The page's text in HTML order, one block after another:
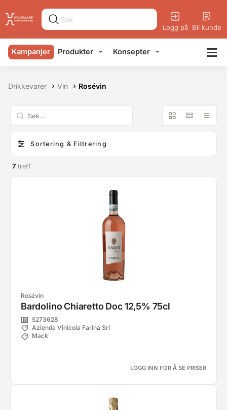
Logg på Bli kunde
Kampanjer Produkter Konsepter
Drikkevarer Vin Rosévin
Sortering & Filtrering
7 treff
Rosévin
Bardolino Chiaretto Doc 12,5% 75cl
5273628
Azienda Vinicola Farina Srl
Mack
LOGG INN FOR Å SE PRISER